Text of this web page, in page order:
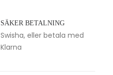
SÄKER BETALNING
Swisha, eller betala med
Klarna